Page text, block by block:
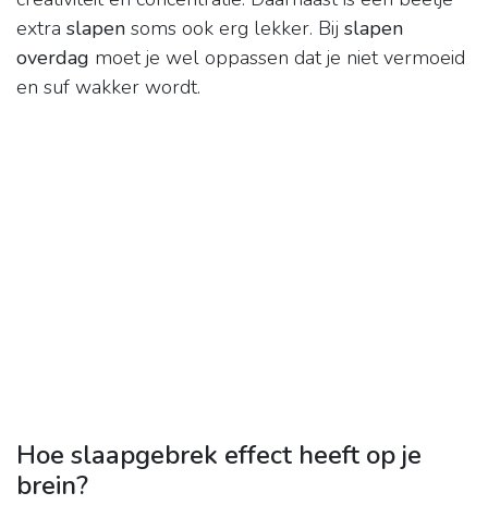
extra slapen soms ook erg lekker. Bij slapen
overdag moet je wel oppassen dat je niet vermoeid
en suf wakker wordt.
Hoe slaapgebrek effect heeft op je
brein?